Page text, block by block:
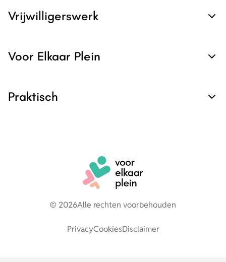
Vrijwilligerswerk
Voor Elkaar Plein
Praktisch
© 2026Alle rechten voorbehouden
PrivacyCookiesDisclaimer